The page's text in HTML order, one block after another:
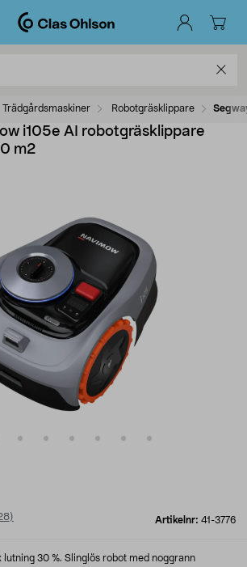
Trädgårdsmaskiner Robotgräsklippare
i105e AI robotgräsklippare
m2
Artikelnr: 41-3776
)
lutning 30 %. Slinglös robot med noggrann